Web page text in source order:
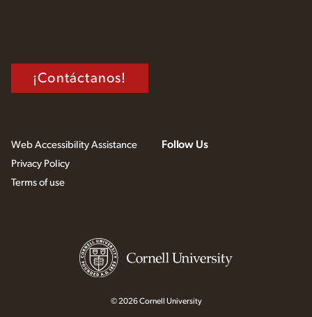
¡Contáctanos!
Web Accessibility Assistance
Privacy Policy
Terms of use
Follow Us
© 2026 Cornell University